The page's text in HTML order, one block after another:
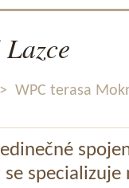
WPC terasa
se specializuje